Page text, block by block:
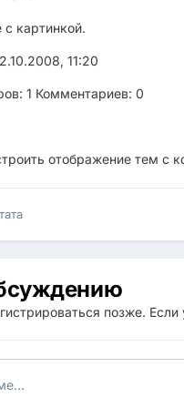
картинкой.
11:20
1 Комментариев: 0
отображение тем с
позже. Если